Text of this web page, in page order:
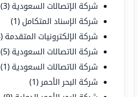
شركة الإتصالات السعودية (3)
شركة الإسناد المتكامل (1)
شركة الإلكترونيات المتقدمة (3)
شركة الاتصالات السعودية (5)
شركة الاتصالات السعودية STC (1)
شركة البحر الأحمر (1)